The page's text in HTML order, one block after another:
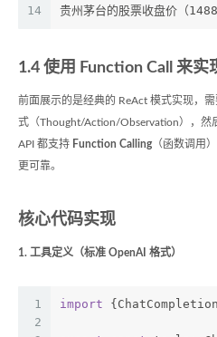
14
贵州茅台的股票收盘价（
1.4 使用 Function Call 来实
前面展示的是经典的 ReAct 模式实现，
式（Thought/Action/Observation），然
API 都支持 Function Calling （函数调用
更可靠。
核心代码实现
1. 工具定义（标准 OpenAI 格式）
1
2
import